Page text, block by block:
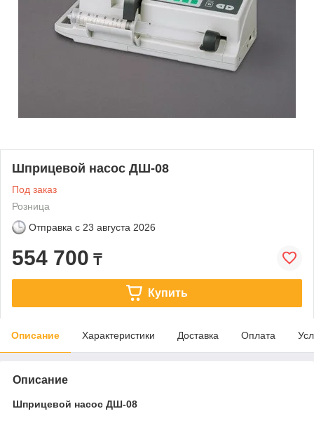
Шприцевой насос ДШ-08
Под заказ
Розница
Отправка с 23 августа 2026
554 700 ₸
Купить
Описание Характеристики Доставка Оплата
Описание
Шприцевой насос ДШ-08